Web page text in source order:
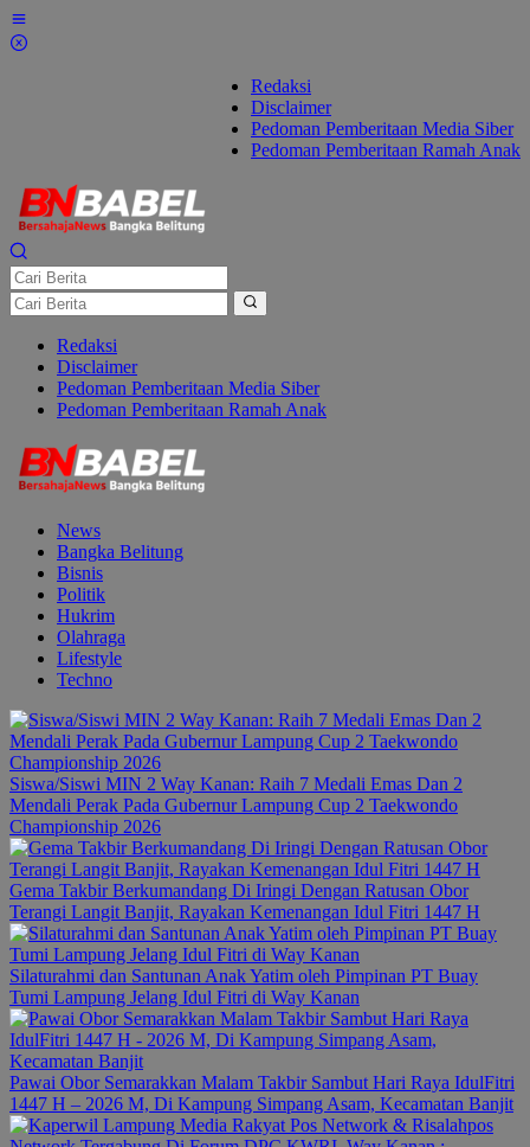
Lewati
ke
Redaksi
Disclaimer
Pedoman Pemberitaan Media Siber
Pedoman Pemberitaan Ramah Anak
Redaksi
Disclaimer
Pedoman Pemberitaan Media Siber
Pedoman Pemberitaan Ramah Anak
News
Bangka Belitung
Bisnis
Politik
Hukrim
Olahraga
Lifestyle
Techno
Siswa/Siswi MIN 2 Way Kanan: Raih 7 Medali Emas Dan 2
Mendali Perak Pada Gubernur Lampung Cup 2 Taekwondo
Championship 2026
Gema Takbir Berkumandang Di Iringi Dengan Ratusan Obor
Terangi Langit Banjit, Rayakan Kemenangan Idul Fitri 1447 H
Silaturahmi dan Santunan Anak Yatim oleh Pimpinan PT Buay
Tumi Lampung Jelang Idul Fitri di Way Kanan
Pawai Obor Semarakkan Malam Takbir Sambut Hari Raya IdulFitri
1447 H – 2026 M, Di Kampung Simpang Asam, Kecamatan Banjit